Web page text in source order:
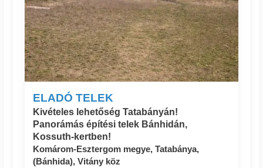
ELADÓ TELEK
Kivételes lehetőség Tatabányán!
Panorámás építési telek Bánhidán,
Kossuth-kertben!
Komárom-Esztergom megye, Tatabánya,
(Bánhida), Vitány köz